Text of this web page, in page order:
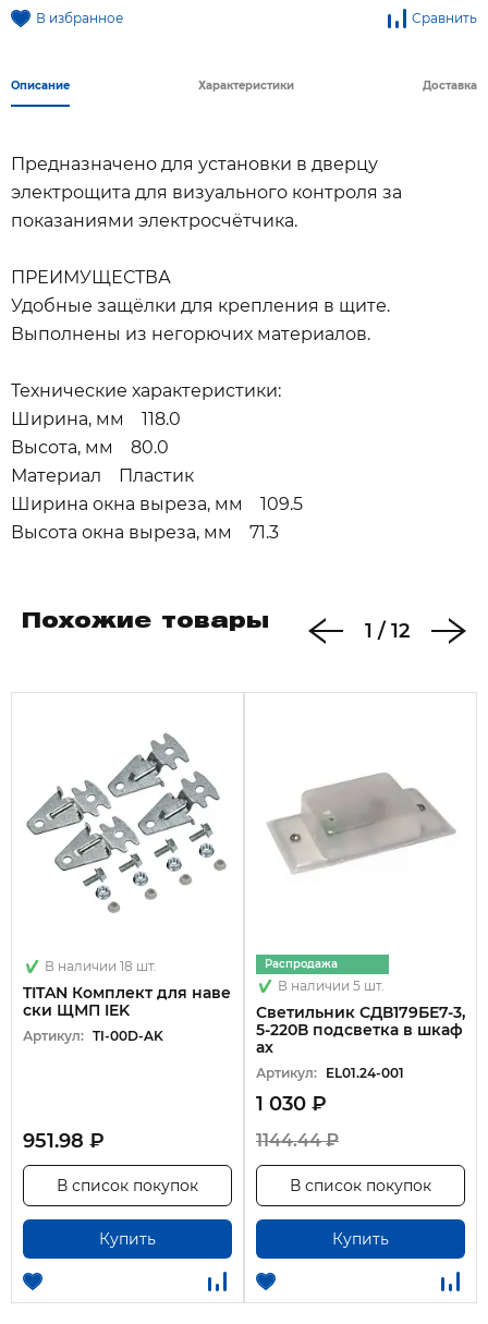
В избранное Сравнить
Описание Характеристики Доставка
Предназначено для установки в дверцу
электрощита для визуального контроля за
показаниями электросчётчика.
ПРЕИМУЩЕСТВА
Удобные защёлки для крепления в щите.
Выполнены из негорючих материалов.
Технические характеристики:
Ширина, мм 118.0
Высота, мм 80.0
Материал Пластик
Ширина окна выреза, мм 109.5
Высота окна выреза, мм 71.3
Похожие товары 1 / 12
В наличии 18 шт.
TITAN Комплект для наве
ски ЩМП IEK
Артикул: TI-00D-AK
951.98 ₽
Купить
В список покупок
Распродажа
В наличии 5 шт.
Светильник СДВ179БЕ7-3,
5-220В подсветка в шкаф
ах
Артикул: EL01.24-001
1 030 ₽
1144.44 ₽
Купить
В список покупок